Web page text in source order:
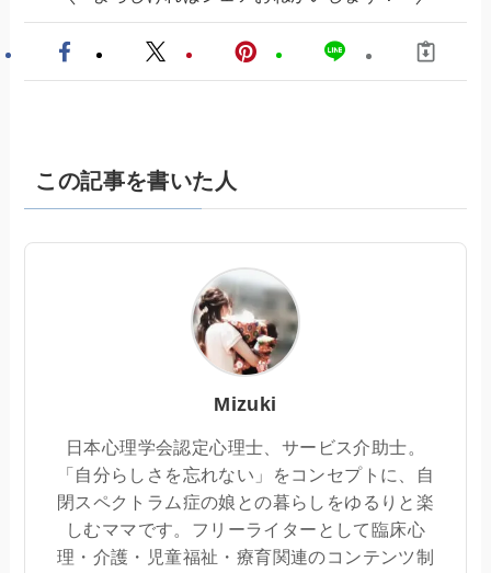
この記事を書いた人
Mizuki
日本心理学会認定心理士、サービス介助士。
「自分らしさを忘れない」をコンセプトに、自
閉スペクトラム症の娘との暮らしをゆるりと楽
しむママです。フリーライターとして臨床心
理・介護・児童福祉・療育関連のコンテンツ制